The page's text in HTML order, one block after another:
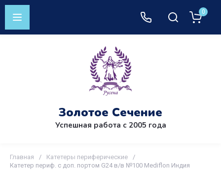
Золотое Сечение
Успешная работа с 2005 года
0
Главная / Катетеры периферические
/
Катетер периф. с доп. портом G24 в/в №100 Mediflon Индия